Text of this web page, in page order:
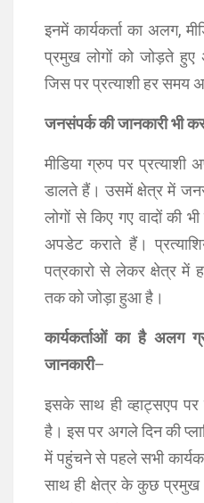
इनमें कार्यकर्ता का अलग,
प्रमुख लोगों को जोड़ते हुए
जिस पर प्रत्याशी हर समय
जनसंपर्क की जानकारी भी
मीडिया ग्रुप पर
डालते हैं। उसमें क्षेत्र में
लोगों से किए गए वादों की
अपडेट कराते हैं।
पत्रकारो से लेकर क्षेत्र में
तक को जोड़ा हुआ है।
कार्यकर्ताओं का है अलग
जानकारी–
इसके साथ ही व्हाट्सएप
है। इस पर अगले दिन की
में पहुंचने से पहले सभी
साथ ही क्षेत्र के कुछ प्रमुख